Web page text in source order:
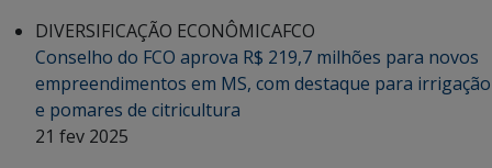
DIVERSIFICAÇÃO ECONÔMICAFCO
Conselho do FCO aprova R$ 219,7 milhões para novos
empreendimentos em MS, com destaque para irrigação
e pomares de citricultura
21 fev 2025